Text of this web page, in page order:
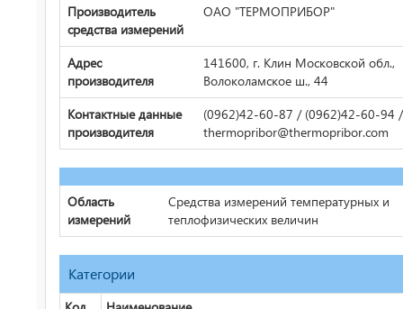
Производитель
средства измерений
ОАО "ТЕРМОПРИБОР"
Адрес
производителя
141600, г. Клин Московской обл.,
Волоколамское ш., 44
Контактные данные
производителя
(0962)42-60-87 / (0962)42-60-94
thermopribor@thermopribor.com
Область
измерений
Средства измерений температурных и
теплофизических величин
Категории